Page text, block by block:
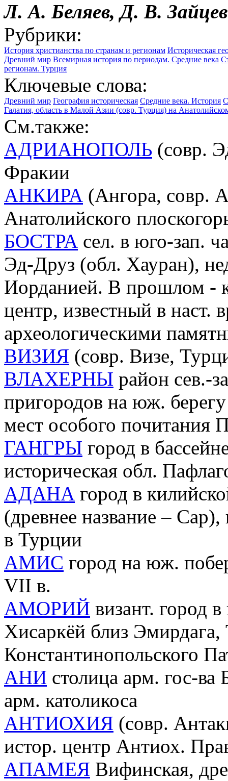
Л. А. Беляев, Д. В. Зайцев
Рубрики:
История христианства по странам и регионам Историческая
Древний мир Всемирная история по периодам. Средние века
регионам. Турция
Ключевые слова:
Древний мир География историческая Средние века. История
Галатия, область в Малой Азии (совр. Турция) на
См.также:
АДРИАНОПОЛЬ (совр.
Фракии
АНКИРА (Ангора, совр.
Анатолийского
БОСТРА сел. в юго-зап.
Эд-Друз (обл. Хауран),
Иорданией. В прошлом -
центр, известный в наст.
археологическими
ВИЗИЯ (совр. Визе,
ВЛАХЕРНЫ район сев.-
пригородов на юж.
мест особого почитания
ГАНГРЫ город в
историческая обл.
АДАНА город в
(древнее название –
в Турции
АМИС город на юж.
VII в.
АМОРИЙ визант. город
Хисаркёй близ
Константинопольского
АНИ столица арм. гос-
арм. католикоса
АНТИОХИЯ (совр.
истор. центр Антиох.
АПАМЕЯ Вифинская,